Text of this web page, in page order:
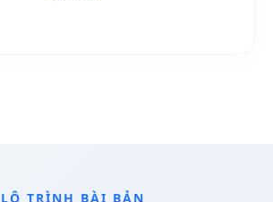
LỘ TRÌNH BÀI BẢN